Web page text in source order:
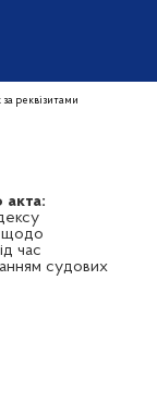
реквізитами
акта:
щодо
час
судових